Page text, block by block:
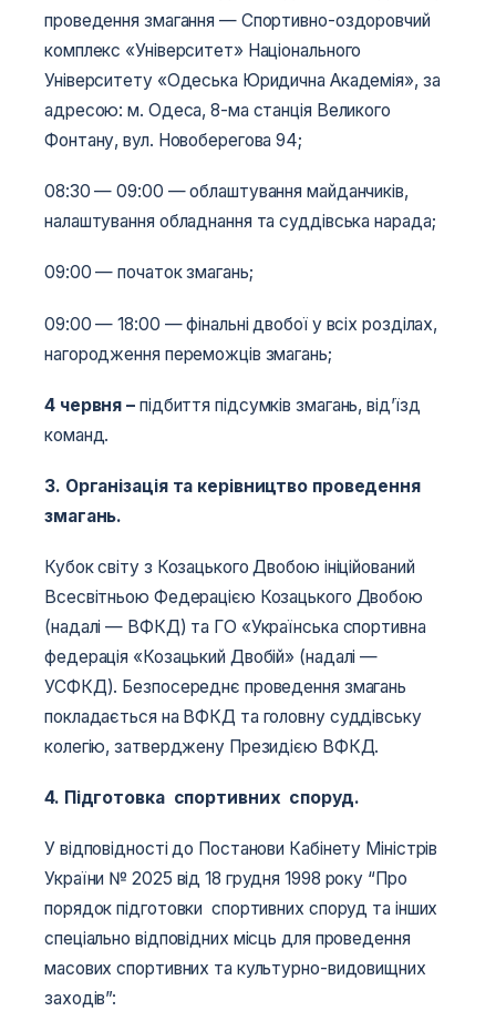
проведення змагання — Спортивно-оздоровчий
комплекс «Університет» Національного
Університету «Одеська Юридична Академія», за
адресою: м. Одеса, 8-ма станція Великого
Фонтану, вул. Новоберегова 94;
08:30 — 09:00 — облаштування майданчиків,
налаштування обладнання та суддівська нарада;
09:00 — початок змагань;
09:00 — 18:00 — фінальні двобої у всіх розділах,
нагородження переможців змагань;
4 червня– підбиття підсумків змагань, від’їзд
команд.
3. Організація та керівництво проведення
змагань.
Кубок світу з Козацького Двобою ініційований
Всесвітньою Федерацією Козацького Двобою
(надалі — ВФКД) та ГО «Українська спортивна
федерація «Козацький Двобій» (надалі —
УСФКД). Безпосереднє проведення змагань
покладається на ВФКД та головну суддівську
колегію, затверджену Президією ВФКД.
4. Підготовка спортивних споруд.
У відповідності до Постанови Кабінету Міністрів
України № 2025 від 18 грудня 1998 року “Про
порядок підготовки спортивних споруд та інших
спеціально відповідних місць для проведення
масових спортивних та культурно-видовищних
заходів”: